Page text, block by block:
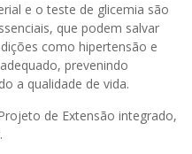
e o teste de glicemia são
que podem salvar
como hipertensão e
prevenindo
a qualidade de vida.
de Extensão integrado,